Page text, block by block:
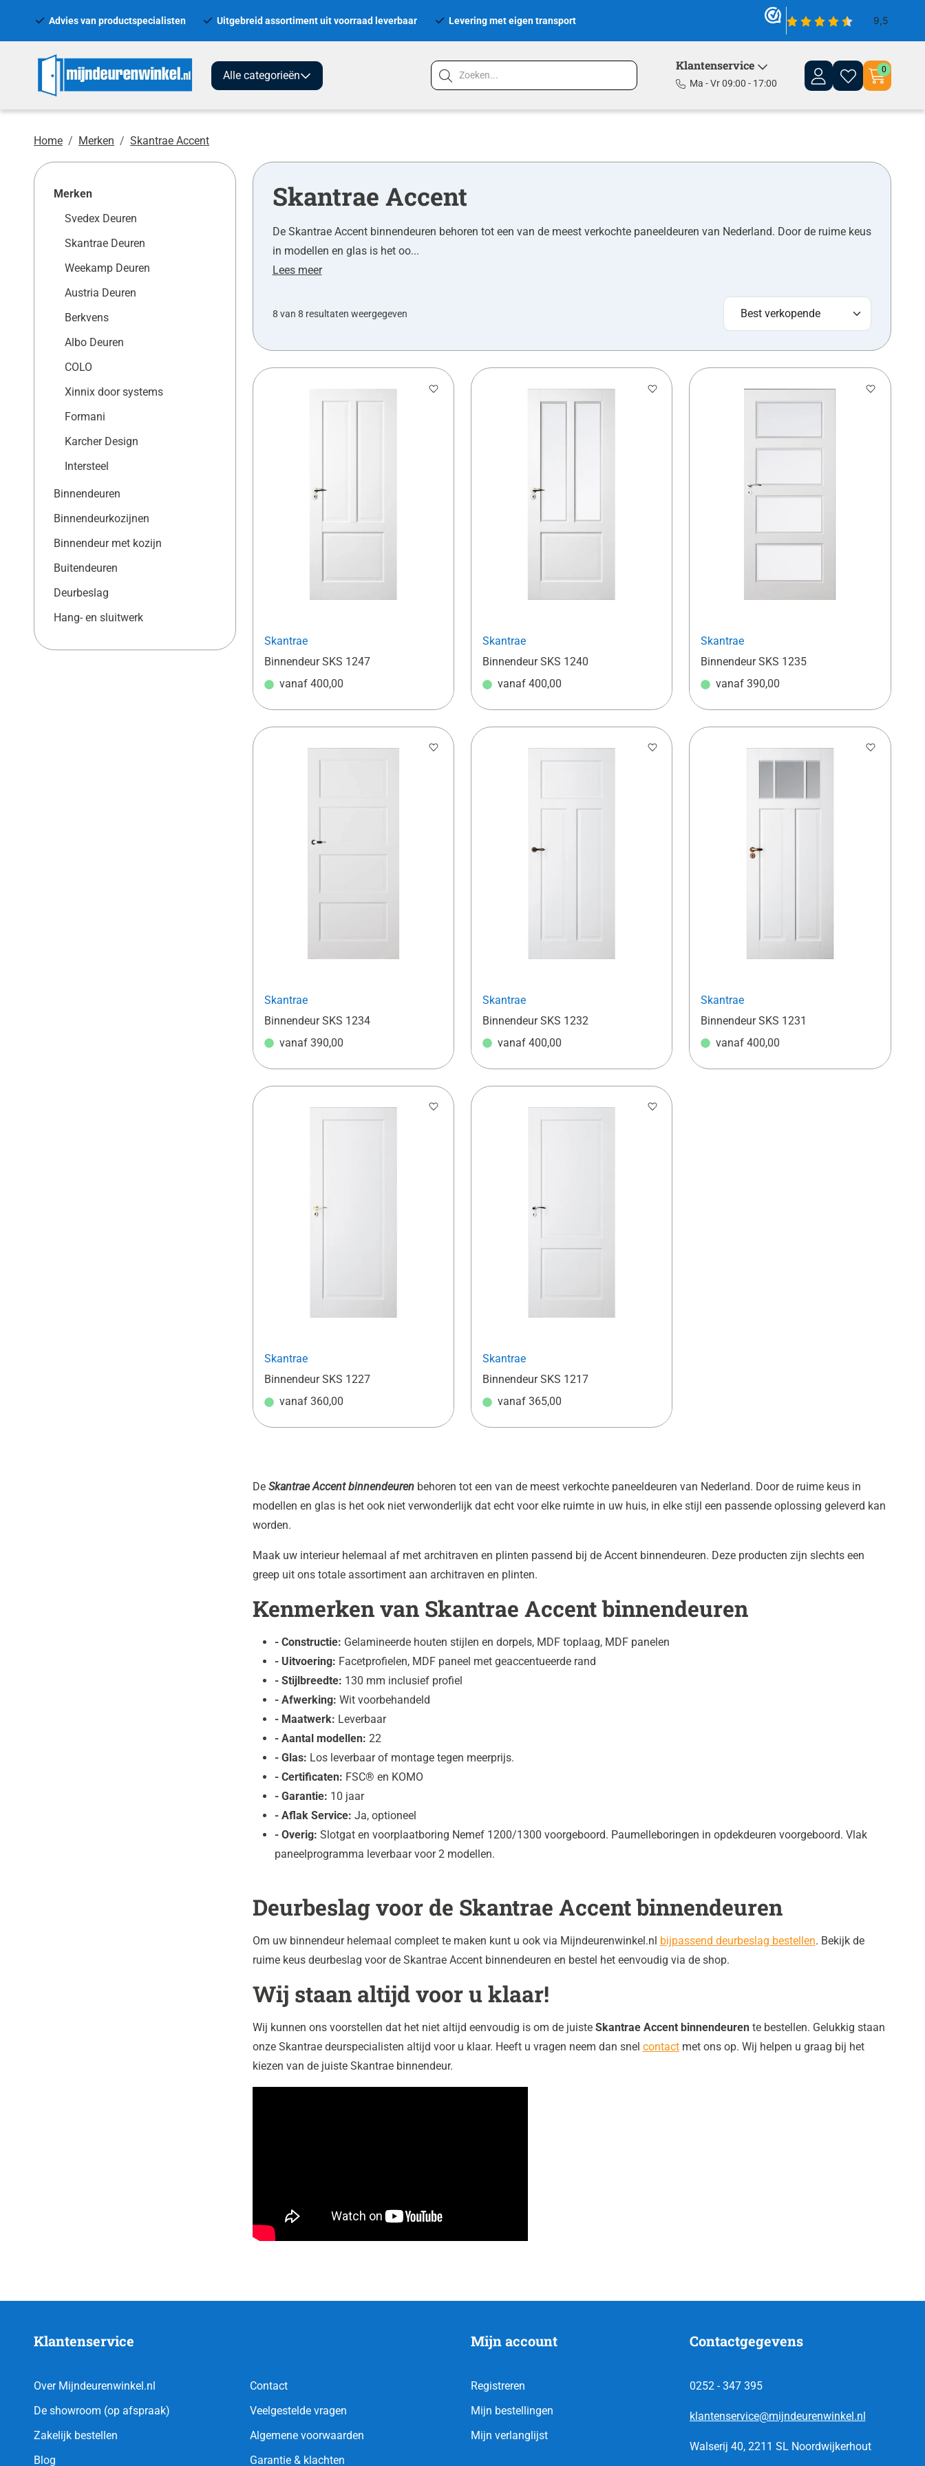
Advies van productspecialisten Uitgebreid assortiment uit voorraad leverbaar Levering met eigen transport
Alle categorieën
Klantenservice
Ma - Vr 09:00 - 17:00
0
Home Merken Skantrae Accent
Merken
Svedex Deuren
Skantrae Deuren
Weekamp Deuren
Austria Deuren
Berkvens
Albo Deuren
COLO
Xinnix door systems
Formani
Karcher Design
Intersteel
Binnendeuren
Binnendeurkozijnen
Binnendeur met kozijn
Buitendeuren
Deurbeslag
Hang- en sluitwerk
Skantrae Accent
De Skantrae Accent binnendeuren behoren tot een van de meest verkochte paneeldeuren van Nederland. Door de ruime keus
in modellen en glas is het oo...
Lees meer
8 van 8 resultaten weergegeven
Skantrae
Binnendeur SKS 1247
vanaf 400,00
Skantrae
Binnendeur SKS 1240
vanaf 400,00
Skantrae
Binnendeur SKS 1235
vanaf390,00
Skantrae
Binnendeur SKS 1234
vanaf 390,00
Skantrae
Binnendeur SKS 1232
vanaf 400,00
Skantrae
Binnendeur SKS 1231
vanaf400,00
Skantrae
Binnendeur SKS 1227
vanaf 360,00
Skantrae
Binnendeur SKS 1217
vanaf 365,00
De Skantrae Accent binnendeurenbehoren tot een van de meest verkochte paneeldeuren van Nederland. Door de ruime keus in
modellen en glas is het ook niet verwonderlijk dat echt voor elke ruimte in uw huis, in elke stijl een passende oplossing geleverd kan
worden.
Maak uw interieur helemaal af met architraven en plinten passend bij de Accent binnendeuren. Deze producten zijn slechts een
greep uit ons totale assortiment aan architraven en plinten.
Kenmerken van Skantrae Accent binnendeuren
- Constructie: Gelamineerde houten stijlen en dorpels, MDF toplaag, MDF panelen
- Uitvoering: Facetprofielen, MDF paneel met geaccentueerde rand
- Stijlbreedte: 130 mm inclusief profiel
- Afwerking: Wit voorbehandeld
- Maatwerk: Leverbaar
- Aantal modellen: 22
- Glas: Los leverbaar of montage tegen meerprijs.
- Certificaten: FSC® en KOMO
- Garantie: 10 jaar
- Aflak Service: Ja, optioneel
- Overig: Slotgat en voorplaatboring Nemef 1200/1300 voorgeboord. Paumelleboringen in opdekdeuren voorgeboord. Vlak
paneelprogramma leverbaar voor 2 modellen.
Deurbeslag voor de Skantrae Accent binnendeuren
Om uw binnendeur helemaal compleet te maken kunt u ook via Mijndeurenwinkel.nl bijpassend deurbeslag bestellen. Bekijk de
ruime keus deurbeslag voor de Skantrae Accent binnendeuren en bestel het eenvoudig via de shop.
Wij staan altijd voor u klaar!
Wij kunnen ons voorstellen dat het niet altijd eenvoudig is om de juiste Skantrae Accent binnendeurente bestellen. Gelukkig staan
onze Skantrae deurspecialisten altijd voor u klaar. Heeft u vragen neem dan snel contactmet ons op. Wij helpen u graag bij het
kiezen van de juiste Skantrae binnendeur.
Klantenservice
Over Mijndeurenwinkel.nl
De showroom (op afspraak)
Zakelijk bestellen
Blog
Contact
Veelgestelde vragen
Algemene voorwaarden
Garantie & klachten
Mijn account
Registreren
Mijn bestellingen
Mijn verlanglijst
Contactgegevens
0252 - 347 395
klantenservice@mijndeurenwinkel.nl
Walserij 40, 2211 SL Noordwijkerhout